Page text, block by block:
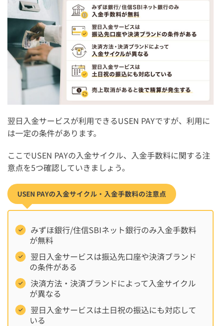
翌日入金サービスが利用できるUSEN PAYですが、利用に
は一定の条件があります。
ここでUSEN PAYの入金サイクル、入金手数料に関する注
意点を5つ確認していきましょう。
USEN PAYの入金サイクル・入金手数料の注意点
みずほ銀行/住信SBIネット銀行のみ入金手数料
が無料
翌日入金サービスは振込先口座や決済ブランド
の条件がある
決済方法・決済ブランドによって入金サイクル
が異なる
翌日入金サービスは土日祝の振込にも対応して
いる